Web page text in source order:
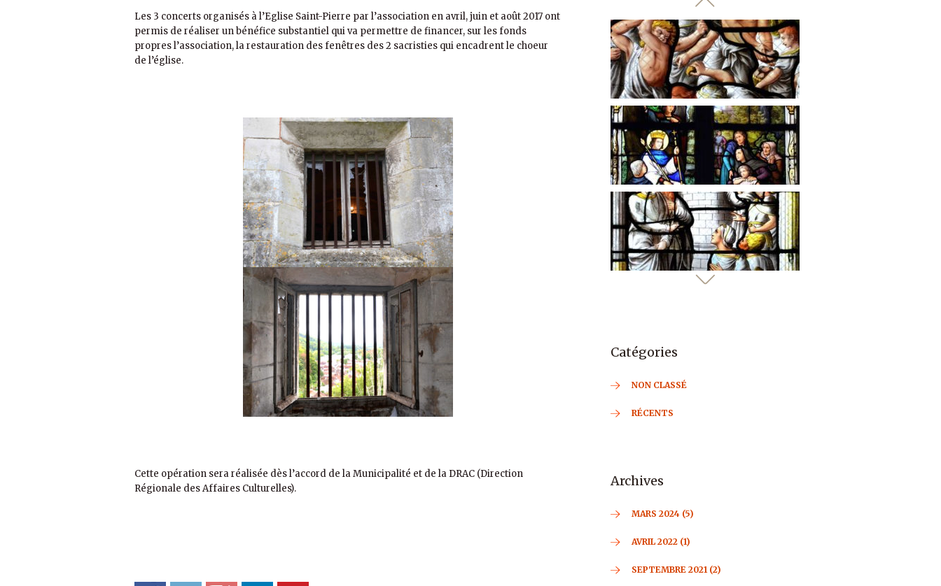
Les 3 concerts organisés à l’Eglise Saint-Pierre par l’association en avril, juin et août 2017 ont
permis de réaliser un bénéfice substantiel qui va permettre de financer, sur les fonds
propres l’association, la restauration des fenêtres des 2 sacristies qui encadrent le choeur
de l’église.
Cette opération sera réalisée dès l’accord de la Municipalité et de la DRAC (Direction
Régionale des Affaires Culturelles).
Catégories
NON CLASSÉ
RÉCENTS
Archives
MARS 2024 (5)
AVRIL 2022 (1)
SEPTEMBRE 2021 (2)